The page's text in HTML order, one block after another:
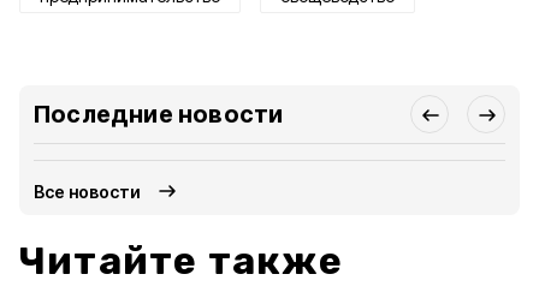
Последние новости
Все новости
Читайте также